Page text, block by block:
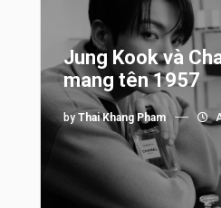
Jung Kook và
mang tên 1957
by Thai Khang Pham